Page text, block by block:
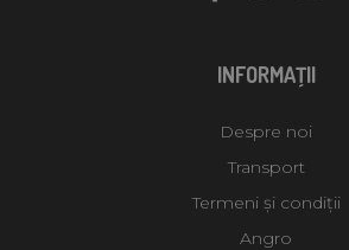
INFORMAŢII
Despre noi
Transport
Termeni și condiții
Angro